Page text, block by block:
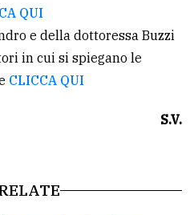
QUI
e della dottoressa Buzzi
in cui si spiegano le
CLICCA QUI
S.V.